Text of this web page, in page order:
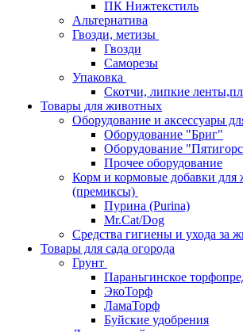
ПК Нижтекстиль
Альтернатива
Гвозди, метизы
Гвозди
Саморезы
Упаковка
Скотчи, липкие
Товары для животных
Оборудование и аксессуары
Оборудование "Бриг"
Оборудование
Прочее оборудование
Корм и кормовые добавки для
(премиксы)
Пурина (Purina)
Mr.Cat/Dog
Средства гигиены и ухода за
Товары для сада огорода
Грунт
Параньгинское
ЭкоТорф
ЛамаТорф
Буйские удобрения